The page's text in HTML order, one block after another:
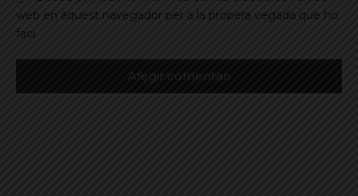
web en aquest navegador per a la propera vegada que ho
faci.